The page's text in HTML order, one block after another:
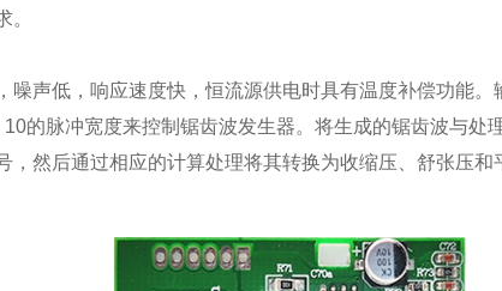
。
噪声低，响应速度快，恒流源供电时具有温度补偿功能
的脉冲宽度来控制锯齿波发生器。将生成的锯齿波与处
，然后通过相应的计算处理将其转换为收缩压、舒张压和